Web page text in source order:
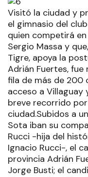
Visitó la ciudad y
el gimnasio del
quien competirá
Sergio Massa y
Tigre, apoya la
Adrián Fuertes,
fila de más de 200
acceso a Villaguay
breve recorrido
ciudad.Subidos a
Sota iban su
Rucci -hija del
Ignacio Rucci-, el
provincia Adrián
Jorge Busti; el